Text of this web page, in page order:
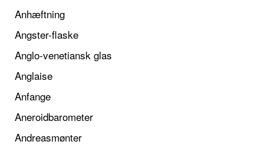
Anhæftning
Angster-flaske
Anglo-venetiansk glas
Anglaise
Anfange
Aneroidbarometer
Andreasmønter